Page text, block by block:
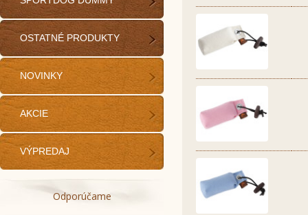
OSTATNÉ PRODUKTY
NOVINKY
AKCIE
VÝPREDAJ
Odporúčame